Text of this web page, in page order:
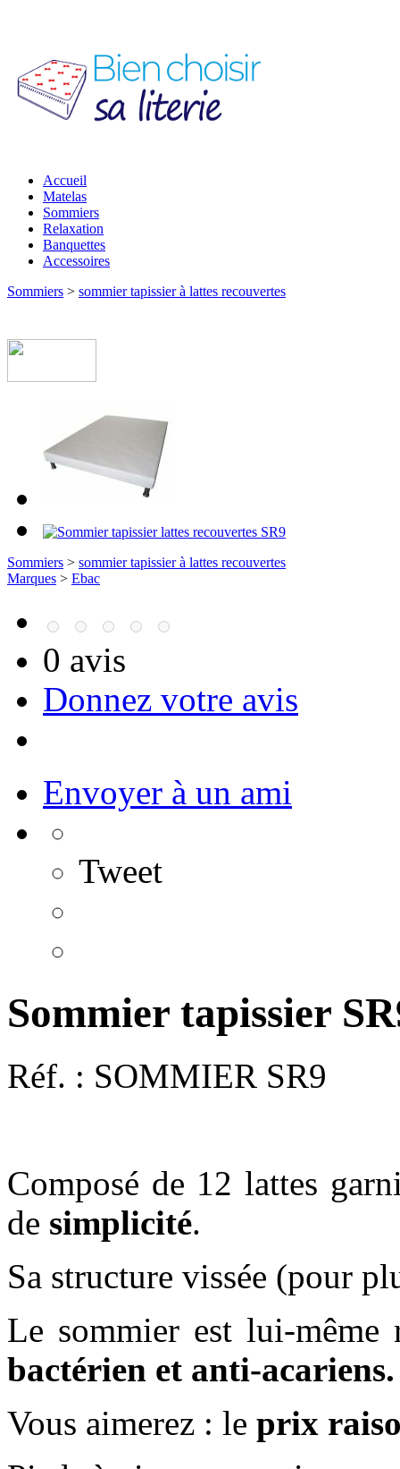
Accueil
Matelas
Sommiers
Relaxation
Banquettes
Accessoires
Sommiers > sommier tapissier à lattes recouvertes
Sommiers > sommier tapissier à lattes recouvertes
Marques > Ebac
0 avis
Donnez votre avis
Envoyer à un ami
Tweet
Sommier tapissier
Réf. : SOMMIER SR9
Composé de 12 lattes
de simplicité.
Sa structure vissée (pour
Le sommier est lui-
bactérien et anti-acariens.
Vous aimerez : le prix